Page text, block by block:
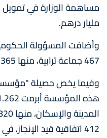
مليار درهم.
وأضافت المسؤولة
467 جماعة ترابية، منها 365 جماعة قروية.
وفيما يخص حصيلة "مؤسسة
412 اتفاقية قيد الإنجاز، في حين تعذر تفعيل 30 اتفاقية.